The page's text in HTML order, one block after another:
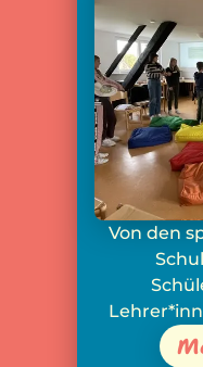
Von den